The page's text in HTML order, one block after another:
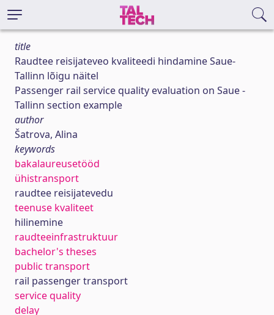
title
Raudtee reisijateveo kvaliteedi hindamine Saue-
Tallinn lõigu näitel
Passenger rail service quality evaluation on Saue -
Tallinn section example
author
Šatrova, Alina
keywords
bakalaureusetööd
ühistransport
raudtee reisijatevedu
teenuse kvaliteet
hilinemine
raudteeinfrastruktuur
bachelor's theses
public transport
rail passenger transport
service quality
delay